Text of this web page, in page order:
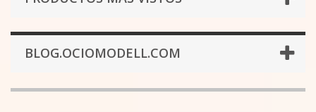
BLOG.OCIOMODELL.COM